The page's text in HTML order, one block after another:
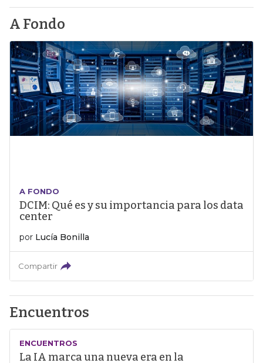
A Fondo
A FONDO
DCIM: Qué es y su importancia para los data
center
por Lucía Bonilla
Compartir
Encuentros
ENCUENTROS
La IA marca una nueva era en la